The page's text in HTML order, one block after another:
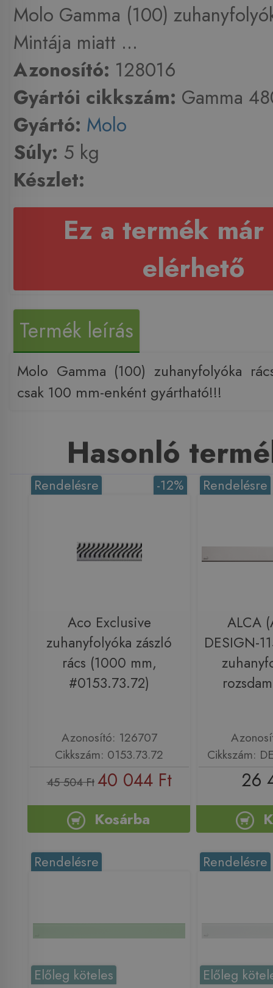
Molo Gamma (100)
Mintája miatt ...
Azonosító: 128016
Gyártói cikkszám: Gamma
Gyártó: Molo
Súly: 5 kg
Készlet:
Ez a termék már
elérhető
Termék leírás
Molo Gamma (100) zuhanyfolyóka
csak 100 mm-enként gyártható!!!
Hasonló
-12%
Rendelésre
Aco Exclusive
zuhanyfolyóka zászló
rács (1000 mm,
#0153.73.72)
Azonosító: 126707
Cikkszám: 0153.73.72
45 504 Ft 40 044 Ft
Kosárba
Rendelésre
ALCA
DESIGN-
Cikkszám:
26
Rendelésre
Előleg köteles
Rendelésre
Előleg